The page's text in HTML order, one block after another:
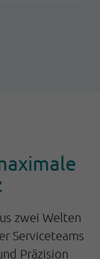
zwei Welten
Serviceteams
Präzision